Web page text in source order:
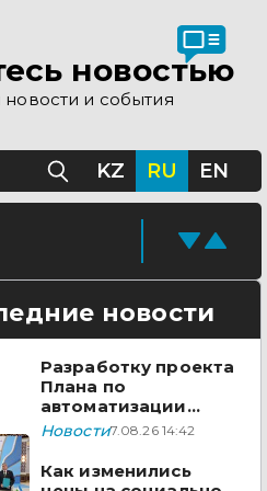
новостью
и события
KZ RU EN
новости
Разработку проекта
Плана по
автоматизации
учета воды в
Сырдарья одобрили
государства ЦА
Новости7.08.26 14:42
Как изменились